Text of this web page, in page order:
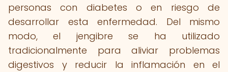
personas con diabetes o en riesgo de
desarrollar esta enfermedad. Del mismo
modo, el jengibre se ha utilizado
tradicionalmente para aliviar problemas
digestivos y reducir la inflamación en el